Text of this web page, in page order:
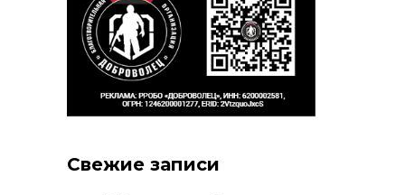
Свежие записи